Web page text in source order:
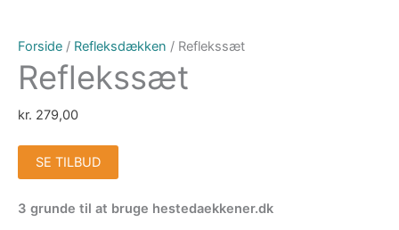
Forside / Refleksdækken / Reflekssæt
Reflekssæt
kr. 279,00
SE TILBUD
3 grunde til at bruge hestedaekkener.dk